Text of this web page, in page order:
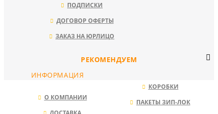
ПОДПИСКИ
ДОГОВОР ОФЕРТЫ
ЗАКАЗ НА ЮРЛИЦО
РЕКОМЕНДУЕМ
КОРОБКИ
ПАКЕТЫ ЗИП-ЛОК
ИНФОРМАЦИЯ
О КОМПАНИИ